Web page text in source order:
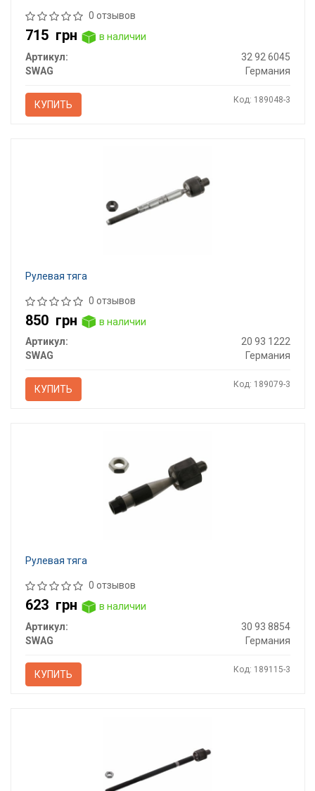
0 отзывов
715 грн
в наличии
Артикул:
32 92 6045
SWAG
Германия
КУПИТЬ Код: 189048-3
Рулевая тяга
0 отзывов
850 грн
в наличии
Артикул:
20 93 1222
SWAG
Германия
КУПИТЬ Код: 189079-3
Рулевая тяга
0 отзывов
623 грн
в наличии
Артикул:
30 93 8854
SWAG
Германия
КУПИТЬ Код: 189115-3